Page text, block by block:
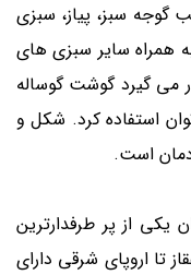
گوجه سبز، پیاز، سبزی
همراه سایر سبزی های
می گیرد گوشت گوساله
استفاده کرد. شکل و
است.
یکی از پر طرفدارترین
تا اروپای شرقی دارای